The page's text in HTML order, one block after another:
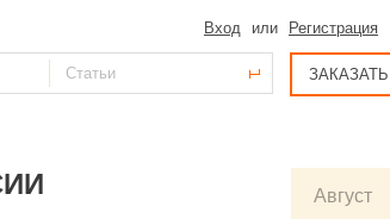
Вход или Регистрация
ЗАКАЗАТЬ